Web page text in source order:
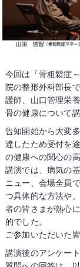
今回は「骨粗鬆症
院の整形外科部長
護師、山口管理栄
骨の健康について
告知開始から大変
達したため受付を
の健康への関心の
講演では、病気の
ニュー、会場全員
つ具体的な方法や
者の皆さまが熱心
的でした。
ご参加いただいた
講演後のアンケー